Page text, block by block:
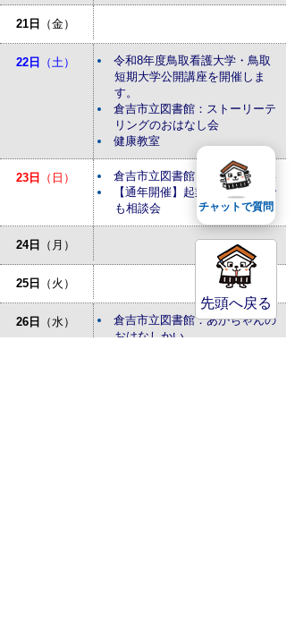
21日 （金）
22日 （土）
令和8年度鳥取看護大学・鳥取
短期大学公開講座を開催しま
す。
倉吉市立図書館：ストーリーテ
リングのおはなし会
健康教室
23日 （日）
倉吉市立図書館：おはなしかい
【通年開催】起業・経営なんで
も相談会
24日 （月）
25日 （火）
26日 （水）
倉吉市立図書館：あかちゃんの
おはなしかい
先頭へ戻る
チャットで質問